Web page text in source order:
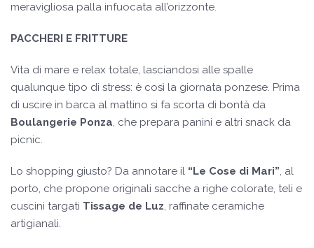
meravigliosa palla infuocata all’orizzonte.
PACCHERI E FRITTURE
Vita di mare e relax totale, lasciandosi alle spalle
qualunque tipo di stress: è così la giornata ponzese. Prima
di uscire in barca al mattino si fa scorta di bontà da
Boulangerie Ponza, che prepara panini e altri snack da
picnic.
Lo shopping giusto? Da annotare il “Le Cose di Mari”, al
porto, che propone originali sacche a righe colorate, teli e
cuscini targati Tissage de Luz, raffinate ceramiche
artigianali.